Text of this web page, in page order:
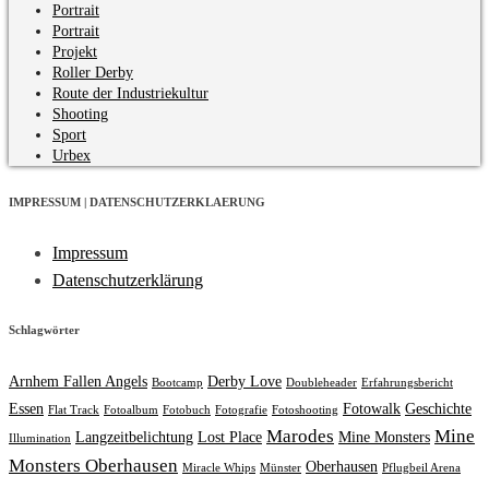
Portrait
Portrait
Projekt
Roller Derby
Route der Industriekultur
Shooting
Sport
Urbex
IMPRESSUM | DATENSCHUTZERKLAERUNG
Impressum
Datenschutzerklärung
Schlagwörter
Arnhem Fallen Angels Bootcamp Derby Love Doubleheader Erfahrungsbericht
Essen Flat Track Fotoalbum Fotobuch Fotografie Fotoshooting Fotowalk Geschichte
Illumination Langzeitbelichtung Lost Place Marodes Mine Monsters Mine
Monsters Oberhausen Miracle Whips Münster Oberhausen Pflugbeil Arena